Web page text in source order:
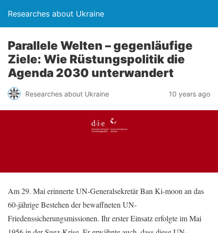
Researches about Ukraine
Parallele Welten – gegenläufige
Ziele: Wie Rüstungspolitik die
Agenda 2030 unterwandert
Researches about Ukraine 10 years ago
Am 29. Mai erinnerte UN-Generalsekretär Ban Ki-moon an das
60-jährige Bestehen der bewaffneten UN-
Friedenssicherungsmissionen. Ihr erster Einsatz erfolgte im Mai